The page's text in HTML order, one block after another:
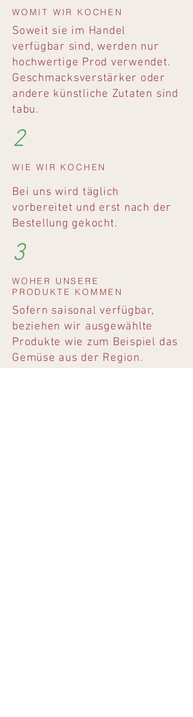
WOMIT WIR KOCHEN
Soweit sie im Handel
verfügbar sind, werden nur
hochwertige Prod verwendet.
Geschmacksverstärker oder
andere künstliche Zutaten sind
tabu.
2
WIE WIR KOCHEN
Bei uns wird täglich
vorbereitet und erst nach der
Bestellung gekocht.
3
WOHER UNSERE
PRODUKTE KOMMEN
Sofern saisonal verfügbar,
beziehen wir ausgewählte
Produkte wie zum Beispiel das
Gemüse aus der Region.